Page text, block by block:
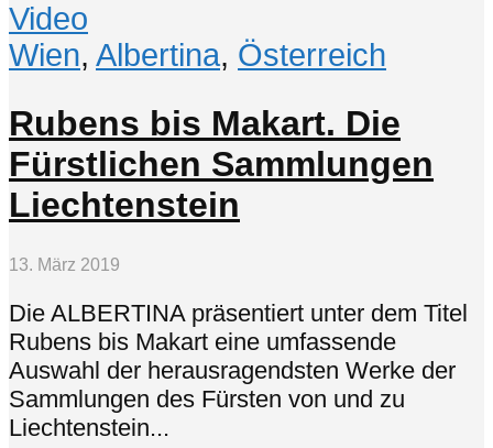
Video
Wien, Albertina, Österreich
Rubens bis Makart. Die
Fürstlichen Sammlungen
Liechtenstein
13. März 2019
Die ALBERTINA präsentiert unter dem Titel
Rubens bis Makart eine umfassende
Auswahl der herausragendsten Werke der
Sammlungen des Fürsten von und zu
Liechtenstein...